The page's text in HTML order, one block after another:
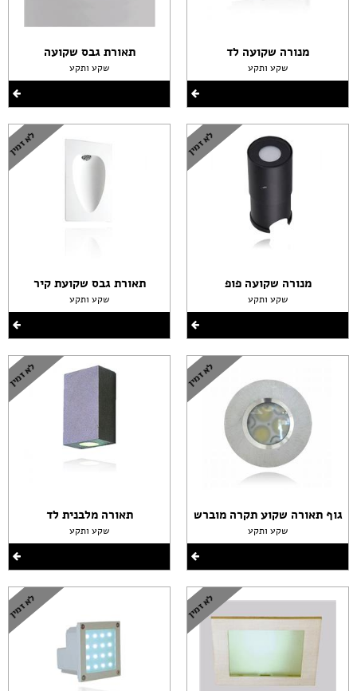
מנורה שקועה לד
שקע ותקע
מנורה שקועה פופ
שקע ותקע
גוף תאורה שקוע תקרה מוברש
שקע ותקע
תאורת גבס שקועה
שקע ותקע
תאורת גבס שקועת קיר
שקע ותקע
תאורה מלבנית לד
שקע ותקע